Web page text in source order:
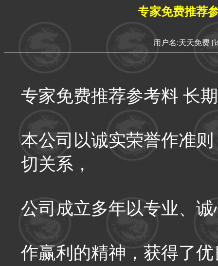
专家免费推荐
用户名:天天免费 [
专家免费推荐参考料 长
本公司以诚实荣誉作准
切关系，
公司成立多年以专业、
作赢利的精神，获得了